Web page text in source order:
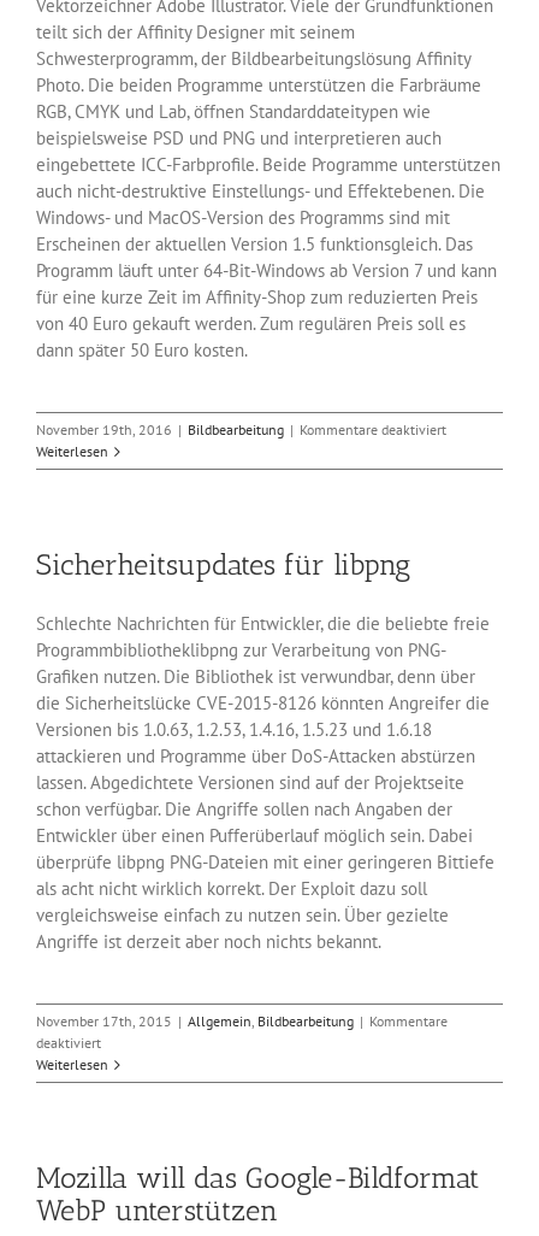
Vektorzeichner Adobe Illustrator. Viele der Grundfunktionen
teilt sich der Affinity Designer mit seinem
Schwesterprogramm, der Bildbearbeitungslösung Affinity
Photo. Die beiden Programme unterstützen die Farbräume
RGB, CMYK und Lab, öffnen Standarddateitypen wie
beispielsweise PSD und PNG und interpretieren auch
eingebettete ICC-Farbprofile. Beide Programme unterstützen
auch nicht-destruktive Einstellungs- und Effektebenen. Die
Windows- und MacOS-Version des Programms sind mit
Erscheinen der aktuellen Version 1.5 funktionsgleich. Das
Programm läuft unter 64-Bit-Windows ab Version 7 und kann
für eine kurze Zeit im Affinity-Shop zum reduzierten Preis
von 40 Euro gekauft werden. Zum regulären Preis soll es
dann später 50 Euro kosten.
November 19th, 2016 | Bildbearbeitung | Kommentare deaktiviertfür
Affinity
Weiterlesen
Sicherheitsupdates für libpng
Schlechte Nachrichten für Entwickler, die die beliebte freie
Programmbibliotheklibpng zur Verarbeitung von PNG-
Grafiken nutzen. Die Bibliothek ist verwundbar, denn über
die Sicherheitslücke CVE-2015-8126 könnten Angreifer die
Versionen bis 1.0.63, 1.2.53, 1.4.16, 1.5.23 und 1.6.18
attackieren und Programme über DoS-Attacken abstürzen
lassen. Abgedichtete Versionen sind auf der Projektseite
schon verfügbar. Die Angriffe sollen nach Angaben der
Entwickler über einen Pufferüberlauf möglich sein. Dabei
überprüfe libpng PNG-Dateien mit einer geringeren Bittiefe
als acht nicht wirklich korrekt. Der Exploit dazu soll
vergleichsweise einfach zu nutzen sein. Über gezielte
Angriffe ist derzeit aber noch nichts bekannt.
November 17th, 2015 | Allgemein, Bildbearbeitung | Kommentare
deaktiviertfür
Sicherheitsupdates
für
Weiterlesen
Mozilla will das Google-Bildformat
WebP unterstützen